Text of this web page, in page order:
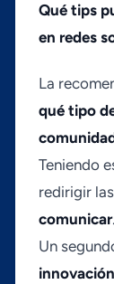
Qué tips
en redes
La
qué tipo
Teniendo
redirigir
comunicar.
Un